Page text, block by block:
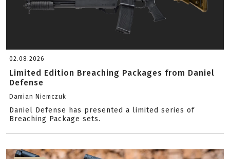
02.08.2026
Limited Edition Breaching Packages from Daniel
Defense
Damian Niemczuk
Daniel Defense has presented a limited series of
Breaching Package sets.